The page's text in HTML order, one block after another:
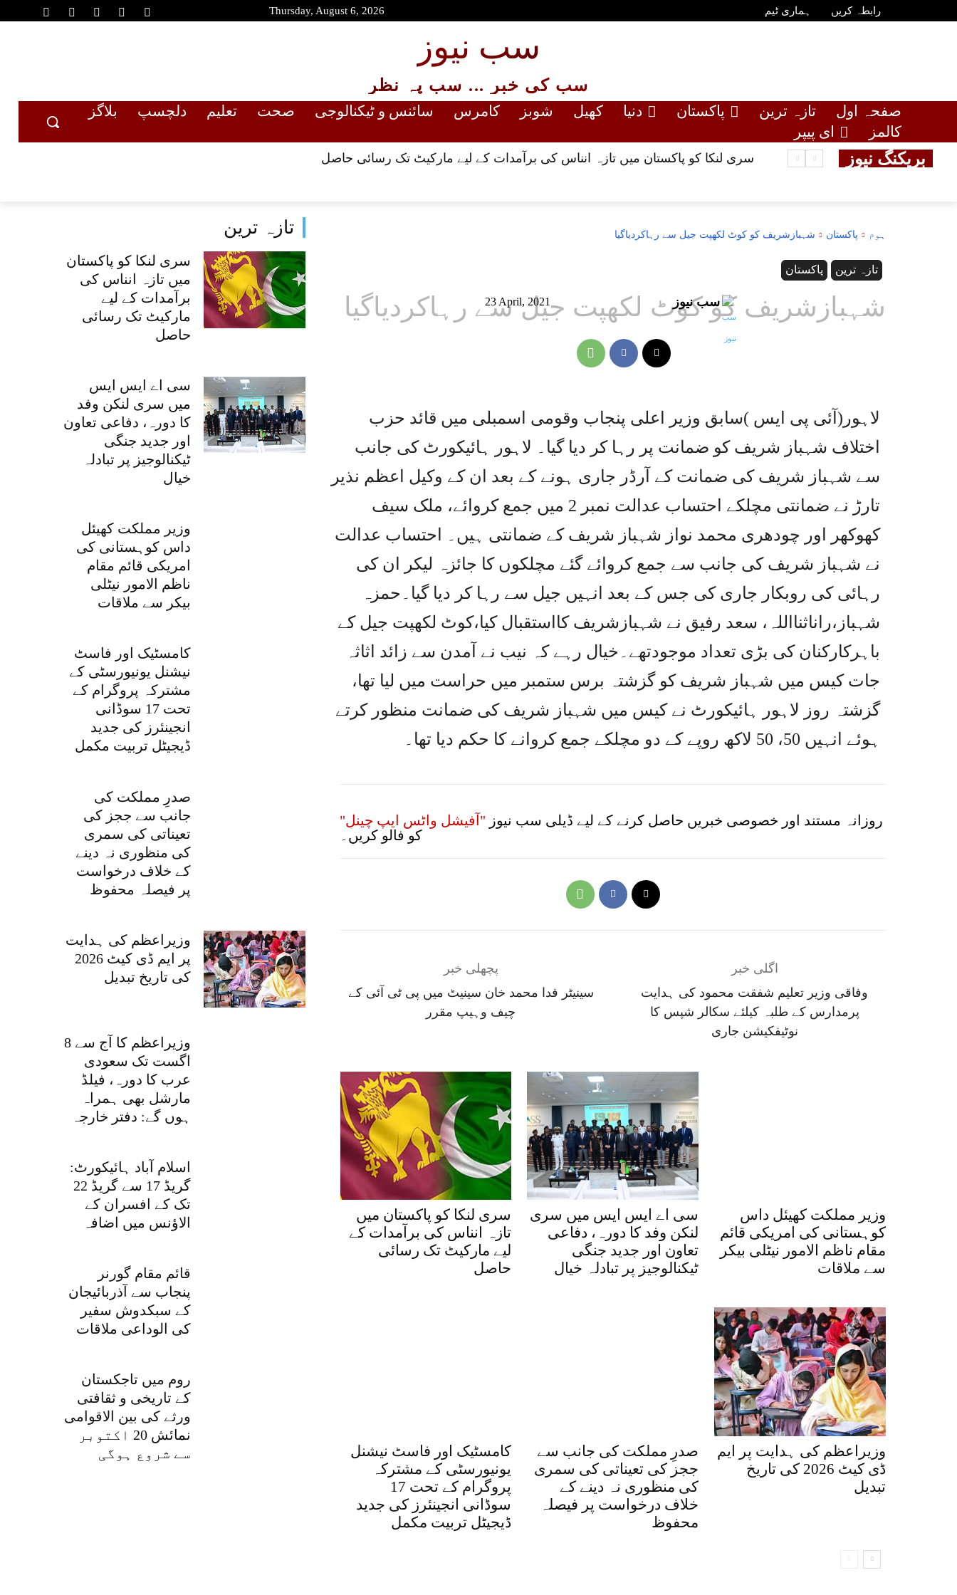
Thursday, August 6, 2026 رابطہ کریں ہماری ٹیم
سب نیوز
سب کی خبر ... سب پہ نظر
صفحہ اول تازہ ترین پاکستان دنیا کھیل شوبز کامرس سائنس و ٹیکنالوجی صحت تعلیم دلچسپ
بلاگز
کالمز
ای پیپر
بریکنگ نیوز سری لنکا کو پاکستان میں تازہ انناس کی برآمدات کے لیے مارکیٹ تک رسائی حاصل
تازہ ترین
سری لنکا کو پاکستان
میں تازہ انناس کی
برآمدات کے لیے
مارکیٹ تک رسائی
حاصل
سی اے ایس ایس
میں سری لنکن وفد
کا دورہ، دفاعی تعاون
اور جدید جنگی
ٹیکنالوجیز پر تبادلہ
خیال
وزیر مملکت کھیئل
داس کوہستانی کی
امریکی قائم مقام
ناظم الامور نیٹلی
بیکر سے ملاقات
کامسٹیک اور فاسٹ
نیشنل یونیورسٹی کے
مشترکہ پروگرام کے
تحت 17 سوڈانی
انجینئرز کی جدید
ڈیجیٹل تربیت مکمل
صدرِ مملکت کی
جانب سے ججز کی
تعیناتی کی سمری
کی منظوری نہ دینے
کے خلاف درخواست
پر فیصلہ محفوظ
وزیراعظم کی ہدایت
پر ایم ڈی کیٹ 2026
کی تاریخ تبدیل
وزیراعظم کا آج سے 8
اگست تک سعودی
عرب کا دورہ، فیلڈ
مارشل بھی ہمراہ
ہوں گے: دفتر خارجہ
اسلام آباد ہائیکورٹ:
گریڈ 17 سے گریڈ 22
تک کے افسران کے
الاؤنس میں اضافہ
قائم مقام گورنر
پنجاب سے آذربائیجان
کے سبکدوش سفیر
کی الوداعی ملاقات
روم میں تاجکستان
کے تاریخی و ثقافتی
ورثے کی بین الاقوامی
نمائش 20 اکتوبر
سے شروع ہوگی
ہوم پاکستان شہبازشریف کو کوٹ لکھپت جیل سے رہاکردیاگیا
پاکستان تازہ ترین
شہبازشریف کو کوٹ لکھپت جیل سے رہاکردیاگیا
23 April, 2021 سب نیوز
لاہور(آئی پی ایس )سابق وزیر اعلی پنجاب وقومی اسمبلی میں قائد حزب
اختلاف شہباز شریف کو ضمانت پر رہا کر دیا گیا۔ لاہور ہائیکورٹ کی جانب
سے شہباز شریف کی ضمانت کے آرڈر جاری ہونے کے بعد ان کے وکیل اعظم نذیر
تارڑ نے ضمانتی مچلکے احتساب عدالت نمبر 2 میں جمع کروائے، ملک سیف
کھوکھر اور چودھری محمد نواز شہباز شریف کے ضمانتی ہیں۔ احتساب عدالت
نے شہباز شریف کی جانب سے جمع کروائے گئے مچلکوں کا جائزہ لیکر ان کی
رہائی کی روبکار جاری کی جس کے بعد انہیں جیل سے رہا کر دیا گیا۔حمزہ
شہباز،راناثنااللہ، سعد رفیق نے شہبازشریف کااستقبال کیا،کوٹ لکھپت جیل کے
باہرکارکنان کی بڑی تعداد موجودتھے۔خیال رہے کہ نیب نے آمدن سے زائد اثاثہ
جات کیس میں شہباز شریف کو گزشتہ برس ستمبر میں حراست میں لیا تھا،
گزشتہ روز لاہور ہائیکورٹ نے کیس میں شہباز شریف کی ضمانت منظور کرتے
ہوئے انہیں 50، 50 لاکھ روپے کے دو مچلکے جمع کروانے کا حکم دیا تھا۔
روزانہ مستند اور خصوصی خبریں حاصل کرنے کے لیے ڈیلی سب نیوز "آفیشل واٹس ایپ چینل"
کو فالو کریں۔
پچھلی خبر
سینیٹر فدا محمد خان سینیٹ میں پی ٹی آئی کے
چیف وہیپ مقرر
اگلی خبر
وفاقی وزیر تعلیم شفقت محمود کی ہدایت
پرمدارس کے طلبہ کیلئے سکالر شپس کا
نوٹیفکیشن جاری
سری لنکا کو پاکستان میں
تازہ انناس کی برآمدات کے
لیے مارکیٹ تک رسائی
حاصل
سی اے ایس ایس میں سری
لنکن وفد کا دورہ، دفاعی
تعاون اور جدید جنگی
ٹیکنالوجیز پر تبادلہ خیال
وزیر مملکت کھیئل داس
کوہستانی کی امریکی قائم
مقام ناظم الامور نیٹلی بیکر
سے ملاقات
کامسٹیک اور فاسٹ نیشنل
یونیورسٹی کے مشترکہ
پروگرام کے تحت 17
سوڈانی انجینئرز کی جدید
ڈیجیٹل تربیت مکمل
صدرِ مملکت کی جانب سے
ججز کی تعیناتی کی سمری
کی منظوری نہ دینے کے
خلاف درخواست پر فیصلہ
محفوظ
وزیراعظم کی ہدایت پر ایم
ڈی کیٹ 2026 کی تاریخ
تبدیل